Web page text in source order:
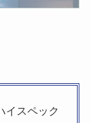
イスペック